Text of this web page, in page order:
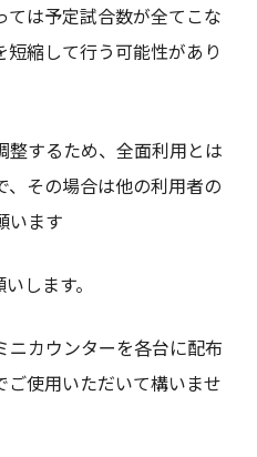
ては予定試合数が全てこな
縮して行う可能性があり
するため、全面利用とは
、その場合は他の利用者の
います
します。
ニカウンターを各台に配布
ご使用いただいて構いませ